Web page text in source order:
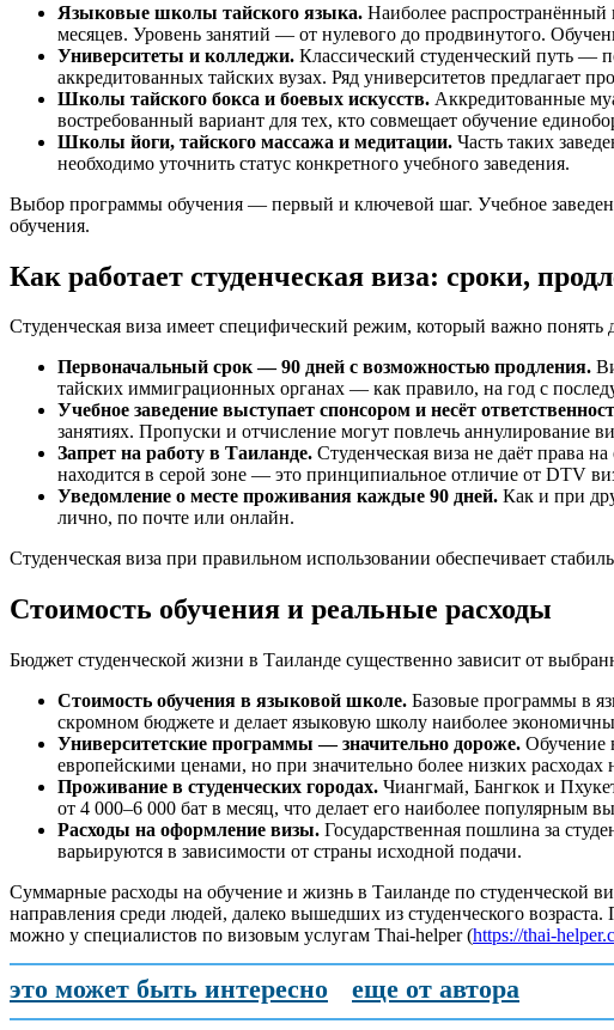
Языковые школы тайского языка. Наиболее
месяцев. Уровень занятий — от нулевого до продвинутого.
Университеты и колледжи. Классический студенческий путь —
аккредитованных тайских вузах. Ряд университетов предлагает
Школы тайского бокса и боевых искусств. Аккредитованные
востребованный вариант для тех, кто совмещает обучение
Школы йоги, тайского массажа и медитации. Часть таких
необходимо уточнить статус конкретного учебного заведения.
Выбор программы обучения — первый и ключевой шаг. Учебное
обучения.
Как работает студенческая виза: сроки,
Студенческая виза имеет специфический режим, который важно понять
Первоначальный срок — 90 дней с возможностью продления.
тайских иммиграционных органах — как правило, на год с
Учебное заведение выступает спонсором и несёт
занятиях. Пропуски и отчисление могут повлечь аннулирование
Запрет на работу в Таиланде. Студенческая виза не даёт права
находится в серой зоне — это принципиальное отличие от DTV
Уведомление о месте проживания каждые 90 дней. Как и при
лично, по почте или онлайн.
Студенческая виза при правильном использовании обеспечивает
Стоимость обучения и реальные расходы
Бюджет студенческой жизни в Таиланде существенно зависит от
Стоимость обучения в языковой школе. Базовые программы в
скромном бюджете и делает языковую школу наиболее
Университетские программы — значительно дороже. Обучение
европейскими ценами, но при значительно более низких расходах
Проживание в студенческих городах. Чиангмай, Бангкок и
от 4 000–6 000 бат в месяц, что делает его наиболее
Расходы на оформление визы. Государственная пошлина за
варьируются в зависимости от страны исходной подачи.
Суммарные расходы на обучение и жизнь в Таиланде по студенческой
направления среди людей, далеко вышедших из студенческого
можно у специалистов по визовым услугам Thai-helper (https://thai-
это может быть интересно еще от автора